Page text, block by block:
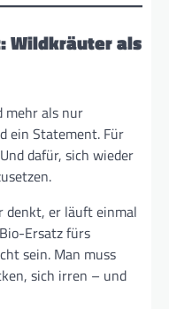
Wildkräuter als
mehr als nur
ein Statement. Für
dafür, sich wieder
denkt, er läuft einmal
Ersatz fürs
sein. Man muss
sich irren – und